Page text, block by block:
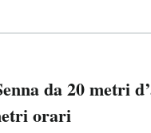
da 20 metri
orari